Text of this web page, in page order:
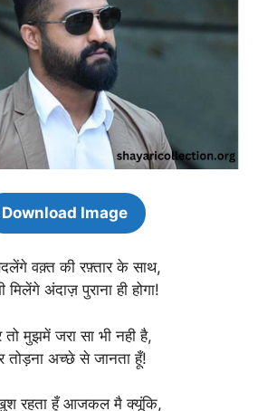
Download Image
वक़्त की रफ़्तार के साथ,
मिलेंगे अंदाज़ पुराना ही होगा!
तो मुझमें जरा सा भी नही है,
तोड़ना अच्छे से जानता हूँ!
रहता हूँ आजकल मै क्यूंकि,